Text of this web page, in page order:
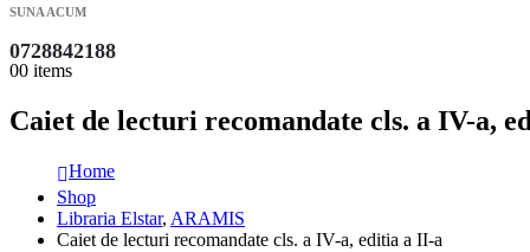
SUNA ACUM
0728842188
00 items
Caiet de lecturi recomandate cls. a IV-a,
Home
Shop
Libraria Elstar, ARAMIS
Caiet de lecturi recomandate cls. a IV-a, editia a II-a